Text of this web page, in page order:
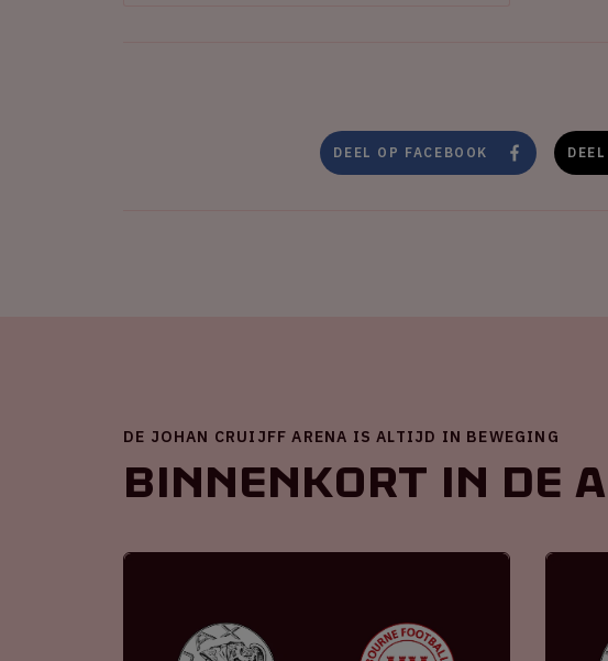
DEEL OP FACEBOOK
DE JOHAN CRUIJFF ARENA IS ALTIJD IN BEWEGING
Binnenkort in de